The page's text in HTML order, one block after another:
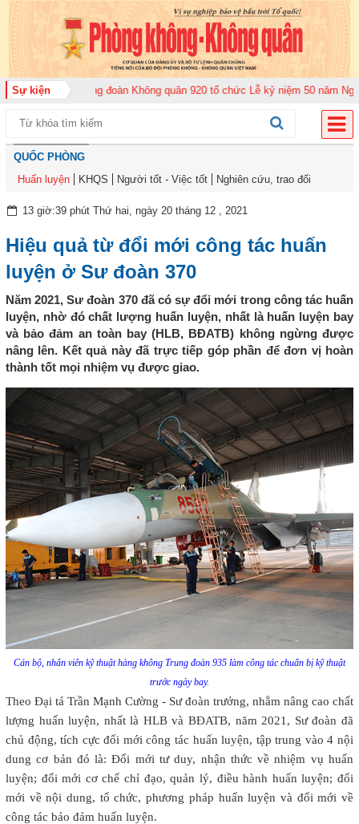
Sự kiện
2026 Trung đoàn Không quân 920 tổ chức Lễ kỷ niệm 50 năm Ngày
QUỐC PHÒNG
Huấn luyện
KHQS Người tốt - Việc tốt Nghiên cứu, trao đổi
13 giờ:39 phút Thứ hai, ngày 20 tháng 12 , 2021
Hiệu quả từ đổi mới công tác huấn
luyện ở Sư đoàn 370
Năm 2021, Sư đoàn 370 đã có sự đổi mới trong công tác huấn
luyện, nhờ đó chất lượng huấn luyện, nhất là huấn luyện bay
và bảo đảm an toàn bay (HLB, BĐATB) không ngừng được
nâng lên. Kết quả này đã trực tiếp góp phần để đơn vị hoàn
thành tốt mọi nhiệm vụ được giao.
Cán bộ, nhân viên kỹ thuật hàng không Trung đoàn 935 làm công tác chuẩn bị kỹ thuật
trước ngày bay.
Theo Đại tá Trần Mạnh Cường - Sư đoàn trưởng, nhằm nâng cao chất
lượng huấn luyện, nhất là HLB và BĐATB, năm 2021, Sư đoàn đã
chủ động, tích cực đổi mới công tác huấn luyện, tập trung vào 4 nội
dung cơ bản đó là: Đổi mới tư duy, nhận thức về nhiệm vụ huấn
luyện; đổi mới cơ chế chỉ đạo, quản lý, điều hành huấn luyện; đổi
mới về nội dung, tổ chức, phương pháp huấn luyện và đổi mới về
công tác bảo đảm huấn luyện.